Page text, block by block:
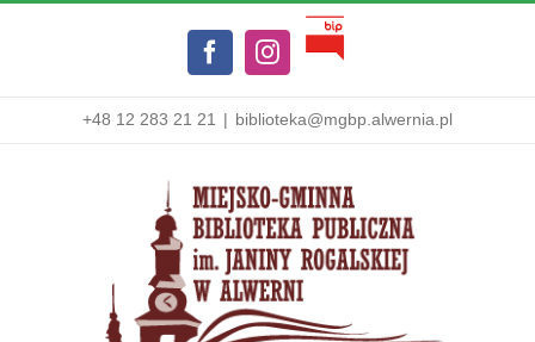
FacebookInstagram
Biuletyn
+48 12 283 21 21 | biblioteka@mgbp.alwernia.pl